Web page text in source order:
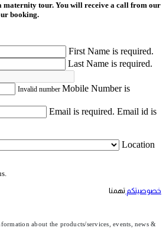
maternity tour. You will receive a call from our
booking.
First Name is required.
Last Name is required.
Invalid number Mobile Number is
Email is required. Email id is
Location
خصوصيتكم تهمنا
about the products/services, events, news &